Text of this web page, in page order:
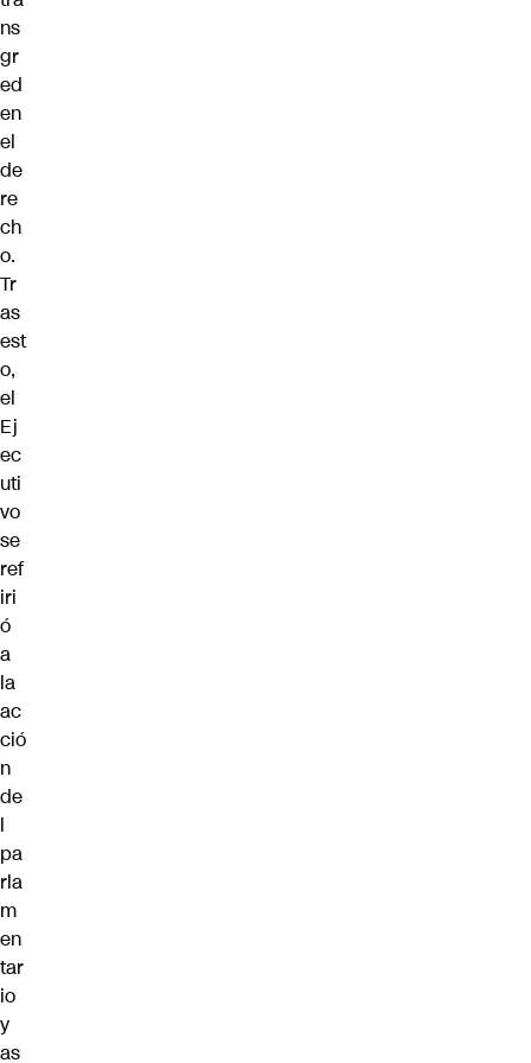
ns
gr
ed
en
el
de
re
ch
o.
Tr
as
est
o,
el
Ej
ec
uti
vo
se
ref
iri
ó
a
la
ac
ció
n
de
l
pa
rla
m
en
tar
io
y
as